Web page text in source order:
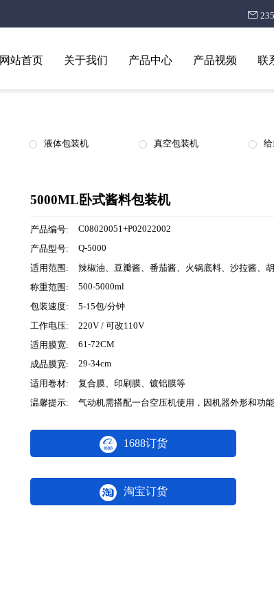
网站首页 关于我们 产品中心 产品视频 联
液体包装机 真空包装机
5000ML卧式酱料包装机
产品编号:
C08020051+P02022002
产品型号:
Q-5000
适用范围:
辣椒油、豆瓣酱、番茄酱、火锅底料、沙拉酱、
称重范围:
500-5000ml
包装速度:
5-15包/分钟
工作电压:
220V / 可改110V
适用膜宽:
61-72CM
成品膜宽:
29-34cm
适用卷材:
复合膜、印刷膜、镀铝膜等
温馨提示:
气动机需搭配一台空压机使用，因机器外形和功
1688订货
淘宝订货